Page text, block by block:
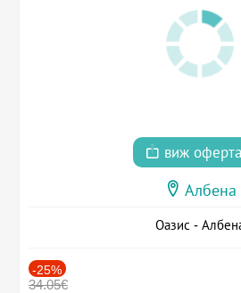
виж
Албена
Оазис -
-25%
34.05€